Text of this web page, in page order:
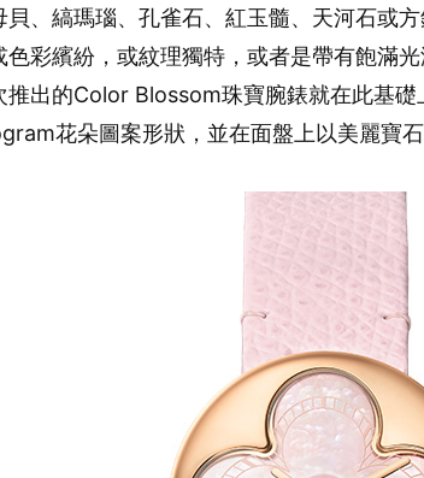
貝、縞瑪瑙、孔雀石、紅玉髓、天河石或
色彩繽紛，或紋理獨特，或者是帶有飽滿
推出的Color Blossom珠寶腕錶就在此基礎
花朵圖案形狀，並在面盤上以美麗寶石